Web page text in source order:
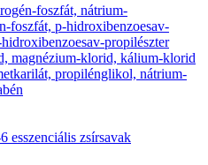
foszfát, nátrium-
foszfát, p-hidroxibenzoesav-
propilészter
magnézium-klorid, kálium-klorid
propilénglikol, nátrium-
esszenciális zsírsavak